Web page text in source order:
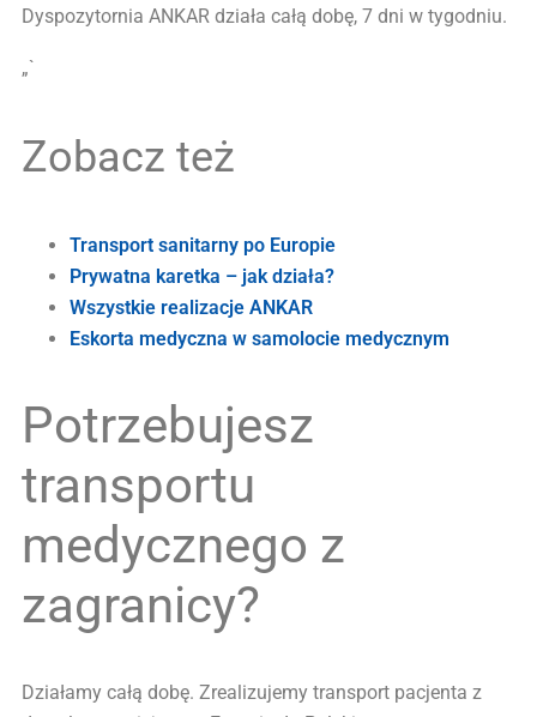
Dyspozytornia ANKAR działa całą dobę, 7 dni w tygodniu.
„`
Zobacz też
Transport sanitarny po Europie
Prywatna karetka – jak działa?
Wszystkie realizacje ANKAR
Eskorta medyczna w samolocie medycznym
Potrzebujesz
transportu
medycznego z
zagranicy?
Działamy całą dobę. Zrealizujemy transport pacjenta z